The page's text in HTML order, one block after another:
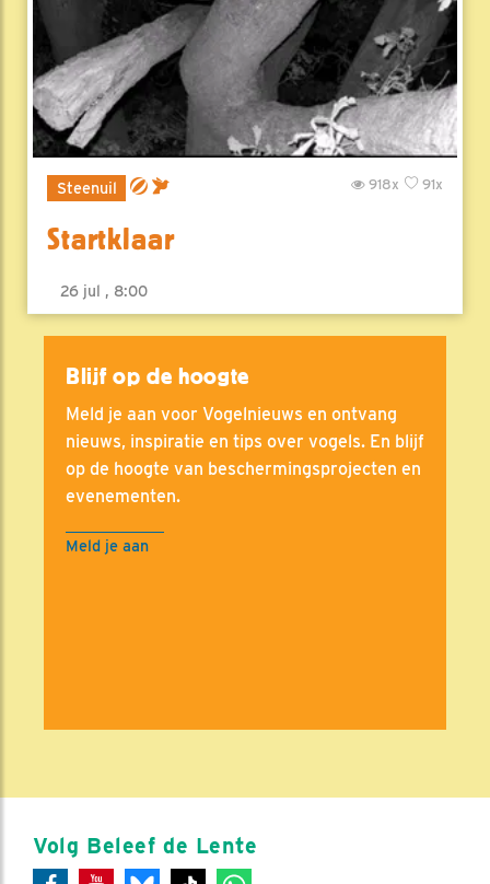
Steenuil 91x
918x
Startklaar
26 jul , 8:00
Blijf op de hoogte
Meld je aan voor Vogelnieuws en ontvang
nieuws, inspiratie en tips over vogels. En blijf
op de hoogte van beschermingsprojecten en
evenementen.
Meld je aan
Volg Beleef de Lente